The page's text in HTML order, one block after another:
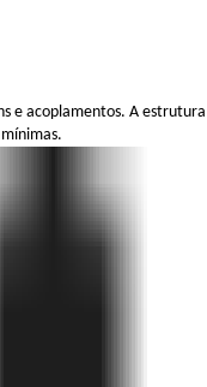
acoplamentos. A